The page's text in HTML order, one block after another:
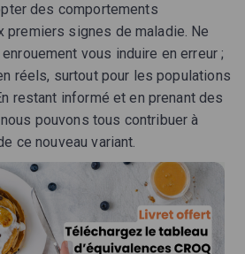
des comportements
premiers signes de maladie. Ne
vous induire en erreur ;
réels, surtout pour les populations
restant informé et en prenant des
pouvons tous contribuer à
ce nouveau variant.